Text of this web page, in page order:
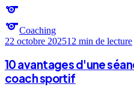
sports
sportsCoaching
22 octobre 202512 min de lecture
10 avantages d'une
coach sportif